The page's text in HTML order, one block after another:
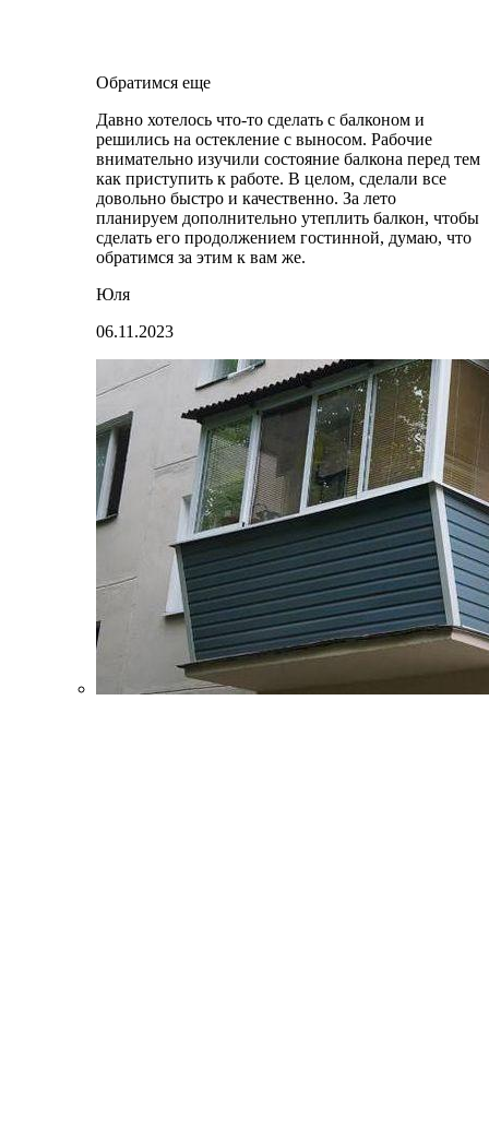
Обратимся еще
Давно хотелось что-то сделать с балконом и
решились на остекление с выносом. Рабочие
внимательно изучили состояние балкона перед тем
как приступить к работе. В целом, сделали все
довольно быстро и качественно. За лето
планируем дополнительно утеплить балкон, чтобы
сделать его продолжением гостинной, думаю, что
обратимся за этим к вам же.
Юля
06.11.2023